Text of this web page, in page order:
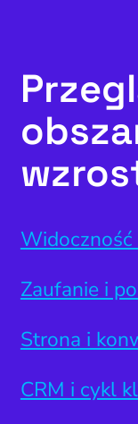
Zaufanie i
Strona i
CRM i cykl